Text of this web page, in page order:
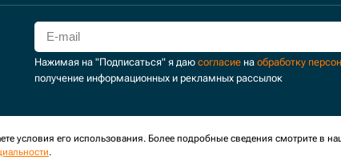
Нажимая на "Подписаться" я даю согласиена обработку
получение информационных и рекламных рассылок
данных. Оставаясь на
условия его использования. Более подробные сведения смотрите в
.